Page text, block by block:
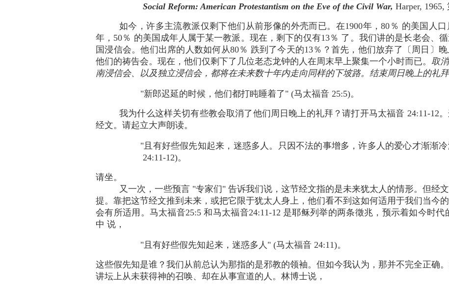
Social Reform: American Protestantism on the Eve of the Civil War, Harper, 1965,
如今，许多主流教派仅剩下他们从前形像的外壳而已。在1900年，80％ 的美国人
年，50％ 的美国成年人属于某一教派。现在，剩下的仅有13％ 了。我们讲的是长老会、
国浸信会。他们出席的人数如何从80％ 跌到了今天的13％？首先，他们放弃了〔周日〕
他们的祷告会。现在，他们仅剩下了几位老态龙钟的人在周末早上聚集一个小时而已。 取
南浸信会、以及独立浸信会，都将在未来数十年内走向同样的下坡路。结束周日晚上的礼
"新郎迟延的时候，他们都打盹睡着了" (马太福音 25:5)。
我为什么这样关切有些教会取消了他们周日晚上的礼拜？请打开马太福音 24:11-12
经文。请起立大声朗读。
"且有好些假先知起来，迷惑多人。只因不法的事增多，许多人的爱心才渐渐
24:11-12)。
请坐。
又一次，一些预言 "专家们" 告诉我们说，这节经文指的是未来犹太人的情形。但经
提。靠把这节经文推到未来，或把它限于犹太人身上，他们看不到这如何适用于我们当今
会有所适用。马太福音25:5 和马太福音24:11-12 是耶稣列举的两条徵兆，预示着如今时代
中 说，
"且有好些假先知起来，迷惑多人" (马太福音 24:11)。
这些假先知是谁？我们从前总认为那指的是邪教的领袖。但如今我认为，那并不完全正确
讲坛上从未获得神的召唤、却在从事宣道的人。林博士说，